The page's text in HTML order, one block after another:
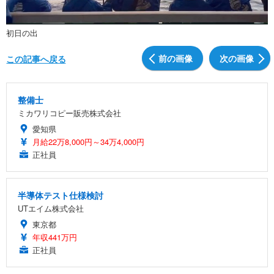
初日の出
前の画像 次の画像
この記事へ戻る
整備士
ミカワリコピー販売株式会社
愛知県
月給22万8,000円～34万4,000円
正社員
半導体テスト仕様検討
UTエイム株式会社
東京都
年収441万円
正社員